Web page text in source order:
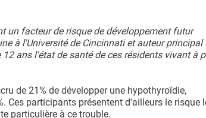
un facteur de risque de développement futur
à l'Université de Cincinnati et auteur principal
ans l'état de santé de ces résidents vivant à
de 21% de développer une hypothyroïdie,
Ces participants présentent d'ailleurs le risque
particulière à ce trouble.